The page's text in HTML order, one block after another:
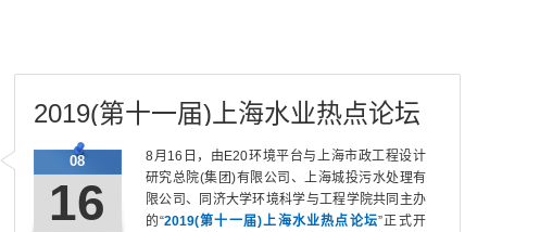
2019(第十一届)上海水业热点论坛
08
16
8月16日，由E20环境平台与上海市政工程设计
研究总院(集团)有限公司、上海城投污水处理有
限公司、同济大学环境科学与工程学院共同主办
的“2019(第十一届)上海水业热点论坛”正式开